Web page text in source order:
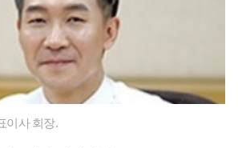
이사 회장.